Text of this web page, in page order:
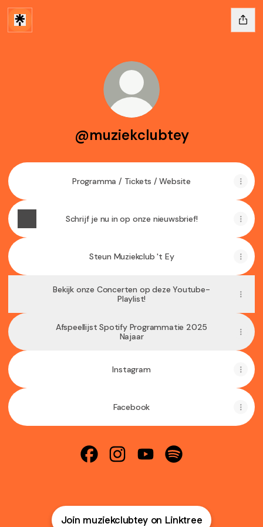
@muziekclubtey
Programma / Tickets / Website
Schrijf je nu in op onze nieuwsbrief!
Steun Muziekclub 't Ey
Bekijk onze Concerten op deze Youtube-
Playlist!
Afspeellijst Spotify Programmatie 2025
Najaar
Instagram
Facebook
Join muziekclubtey on Linktree